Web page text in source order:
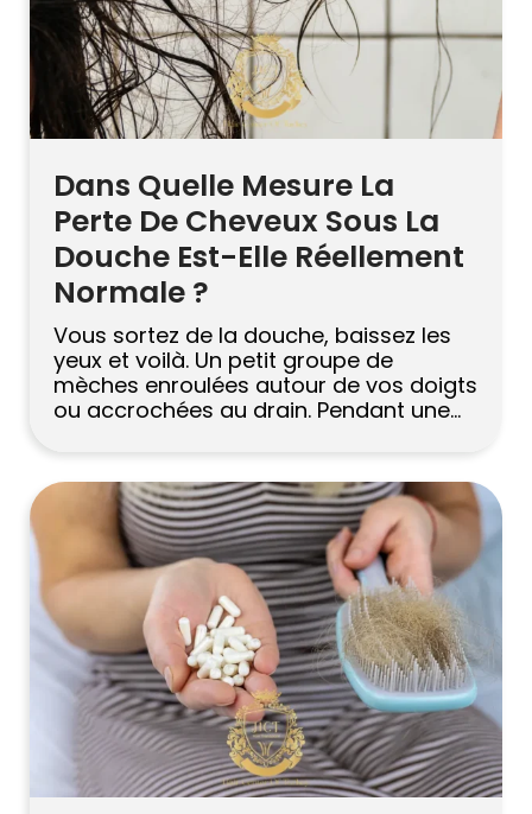
Dans Quelle Mesure La
Perte De Cheveux Sous La
Douche Est-Elle Réellement
Normale ?
Vous sortez de la douche, baissez les
yeux et voilà. Un petit groupe de
mèches enroulées autour de vos doigts
ou accrochées au drain. Pendant une
normal ? Devrait-il y en avoir autant ?
La plupart des gens se posent cette
question à un moment donné, et la
réponse honnête […]